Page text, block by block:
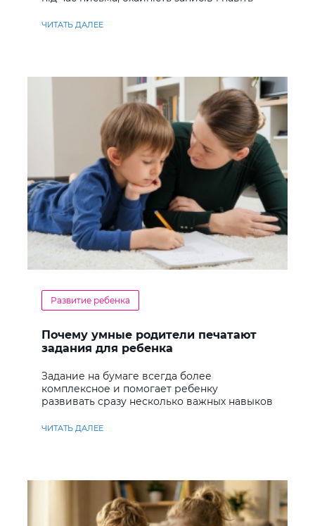
ЧИТАТЬ ДАЛЕЕ
Развитие ребенка
Почему умные родители печатают
задания для ребенка
Задание на бумаге всегда более
комплексное и помогает ребенку
развивать сразу несколько важных навыков
ЧИТАТЬ ДАЛЕЕ